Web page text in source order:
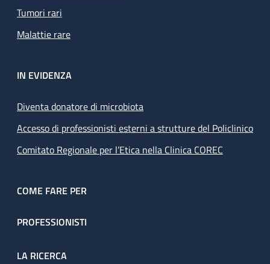
Tumori rari
Malattie rare
IN EVIDENZA
Diventa donatore di microbiota
Accesso di professionisti esterni a strutture del Policlinico
Comitato Regionale per l’Etica nella Clinica COREC
COME FARE PER
PROFESSIONISTI
LA RICERCA